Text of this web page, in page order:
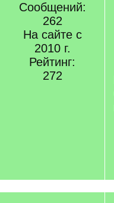
Сообщений:
262
На сайте с
2010 г.
Рейтинг:
272